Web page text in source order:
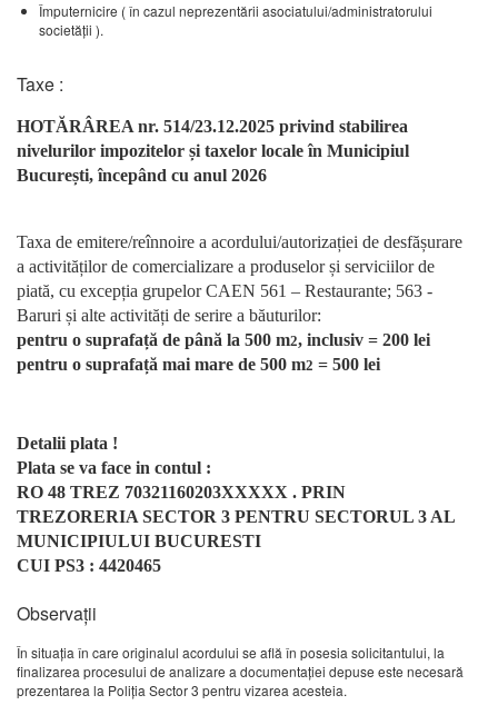
Împuternicire ( în cazul neprezentării asociatului/administratorului
societăţii ).
Taxe :
HOTĂRÂREA nr. 514/23.12.2025 privind stabilirea
nivelurilor impozitelor și taxelor locale în Municipiul
București, începând cu anul 2026
Taxa de emitere/reînnoire a acordului/autorizației de desfășurare
a activităților de comercializare a produselor și serviciilor de
piată, cu excepția grupelor CAEN 561 – Restaurante; 563 -
Baruri și alte activități de serire a băuturilor:
pentru o suprafață de până la 500 m2, inclusiv = 200 lei
pentru o suprafață mai mare de 500 m2 = 500 lei
Detalii plata !
Plata se va face in contul :
RO 48 TREZ 70321160203XXXXX . PRIN
TREZORERIA SECTOR 3 PENTRU SECTORUL 3 AL
MUNICIPIULUI BUCURESTI
CUI PS3 : 4420465
Observații
În situaţia în care originalul acordului se află în posesia solicitantului, la
finalizarea procesului de analizare a documentaţiei depuse este necesară
prezentarea la Poliţia Sector 3 pentru vizarea acesteia.